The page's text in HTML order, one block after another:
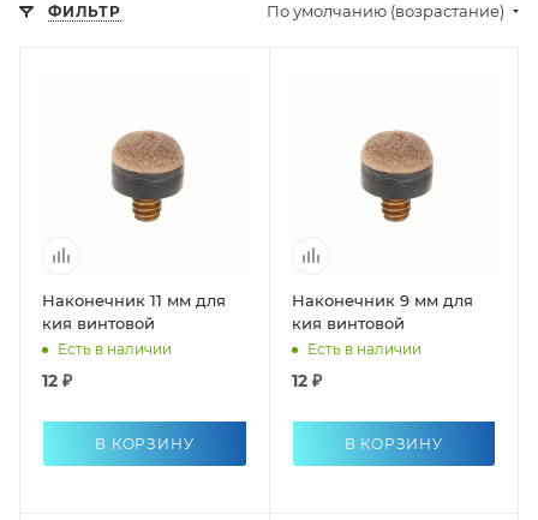
ФИЛЬТР По умолчанию (возрастание)
Наконечник 11 мм для
кия винтовой
Есть в наличии
12 ₽
В КОРЗИНУ
Наконечник 9 мм для
кия винтовой
Есть в наличии
12 ₽
В КОРЗИНУ